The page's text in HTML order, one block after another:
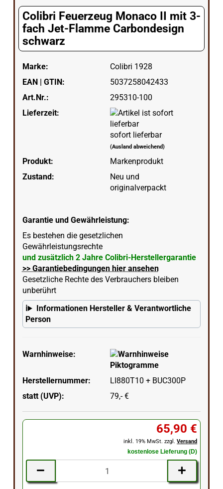
Colibri Feuerzeug Monaco II mit 3-
fach Jet-Flamme Carbondesign
schwarz
Marke:
Colibri 1928
EAN | GTIN:
5037258042433
Art.Nr.:
295310-100
Lieferzeit:
sofort lieferbar
(Ausland abweichend)
Produkt:
Markenprodukt
Zustand:
Neu und
originalverpackt
Garantie und Gewährleistung:
Es bestehen die gesetzlichen
Gewährleistungsrechte
und zusätzlich 2 Jahre Colibri-Herstellergarantie
>> Garantiebedingungen hier ansehen
Gesetzliche Rechte des Verbrauchers bleiben
unberührt
Informationen Hersteller & Verantwortliche
Person
Warnhinweise:
Herstellernummer:
LI880T10 + BUC300P
statt (UVP):
79,- €
65,90 €
inkl. 19% MwSt. zzgl.Versand
kostenlose Lieferung (D)